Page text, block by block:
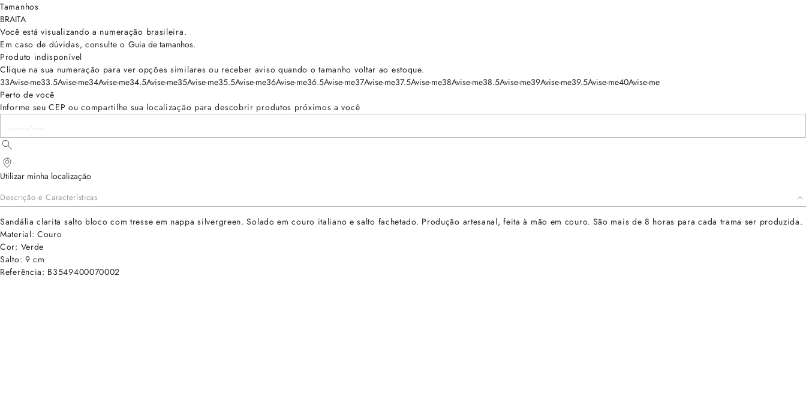
Tamanhos
BRAITA
Você está visualizando a numeração brasileira.
Em caso de dúvidas, consulte o Guia de tamanhos.
Produto indisponível
Clique na sua numeração para ver opções similares ou receber aviso quando o tamanho voltar ao estoque.
33Avise-me33.5Avise-me34Avise-me34.5Avise-me35Avise-me35.5Avise-me36Avise-me36.5Avise-me37Avise-me37.5Avise-me38Avise-me38.5Avise-me39Avise-me39.5Avise-me40Avise-me
Perto de você
Informe seu CEP ou compartilhe sua localização para descobrir produtos próximos a você
Utilizar minha localização
Descrição e Características
Sandália clarita salto bloco com tresse em nappa silvergreen. Solado em couro italiano e salto fachetado. Produção artesanal, feita à mão em couro. São mais de 8 horas para cada trama ser produzida.
Material: Couro
Cor: Verde
Salto: 9 cm
Referência: B3549400070002